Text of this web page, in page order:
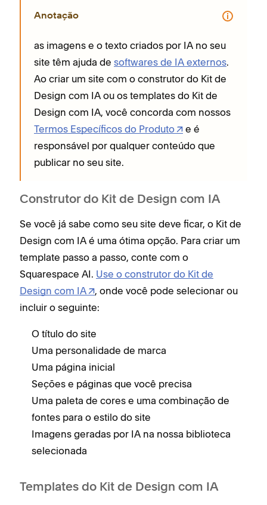
Anotação
as imagens e o texto criados por IA no seu
site têm ajuda de softwares de IA externos.
Ao criar um site com o construtor do Kit de
Design com IA ou os templates do Kit de
Design com IA, você concorda com nossos
Termos Específicos do Produto
e é
responsável por qualquer conteúdo que
publicar no seu site.
Construtor do Kit de Design com IA
Se você já sabe como seu site deve ficar, o Kit de
Design com IA é uma ótima opção. Para criar um
template passo a passo, conte com o
Squarespace AI. Use o construtor do Kit de
Design com IA
, onde você pode selecionar ou
incluir o seguinte:
O título do site
Uma personalidade de marca
Uma página inicial
Seções e páginas que você precisa
Uma paleta de cores e uma combinação de
fontes para o estilo do site
Imagens geradas por IA na nossa biblioteca
selecionada
Templates do Kit de Design com IA